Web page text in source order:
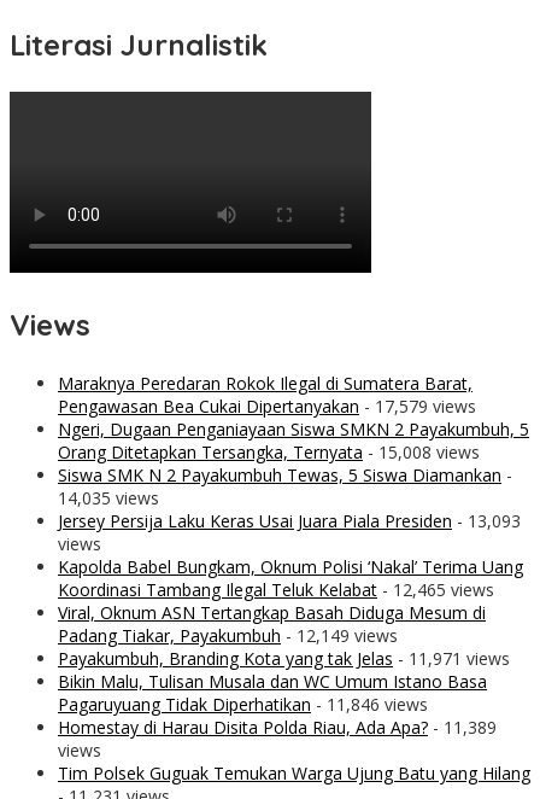
Literasi Jurnalistik
Views
Maraknya Peredaran Rokok Ilegal di Sumatera Barat,
Pengawasan Bea Cukai Dipertanyakan - 17,579 views
Ngeri, Dugaan Penganiayaan Siswa SMKN 2 Payakumbuh, 5
Orang Ditetapkan Tersangka, Ternyata - 15,008 views
Siswa SMK N 2 Payakumbuh Tewas, 5 Siswa Diamankan -
14,035 views
Jersey Persija Laku Keras Usai Juara Piala Presiden - 13,093
views
Kapolda Babel Bungkam, Oknum Polisi ‘Nakal’ Terima Uang
Koordinasi Tambang Ilegal Teluk Kelabat - 12,465 views
Viral, Oknum ASN Tertangkap Basah Diduga Mesum di
Padang Tiakar, Payakumbuh - 12,149 views
Payakumbuh, Branding Kota yang tak Jelas - 11,971 views
Bikin Malu, Tulisan Musala dan WC Umum Istano Basa
Pagaruyuang Tidak Diperhatikan - 11,846 views
Homestay di Harau Disita Polda Riau, Ada Apa? - 11,389
views
Tim Polsek Guguak Temukan Warga Ujung Batu yang Hilang